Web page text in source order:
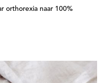
orthorexia naar 100%